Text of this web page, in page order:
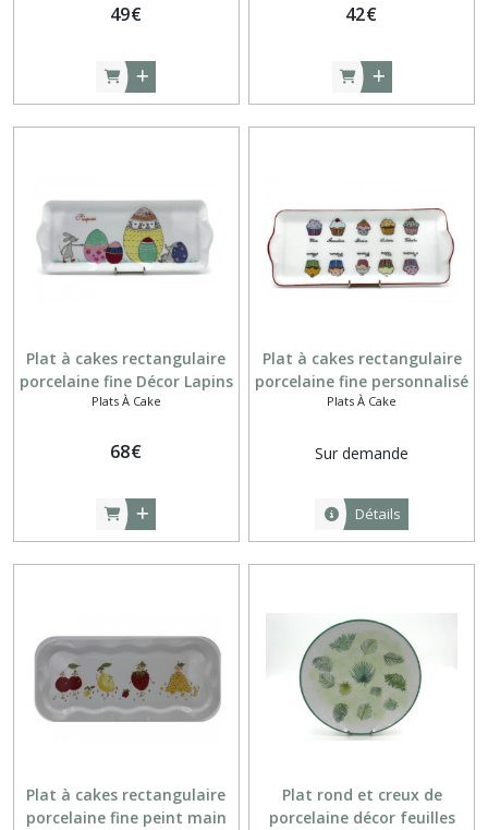
49€ 42€
Plat à cakes rectangulaire
porcelaine fine Décor Lapins
de Pâques
Plats À Cake
68€
Plat à cakes rectangulaire
porcelaine fine personnalisé
Plats À Cake
Sur demande
Détails
Plat à cakes rectangulaire
porcelaine fine peint main
Plat rond et creux de
porcelaine décor feuilles